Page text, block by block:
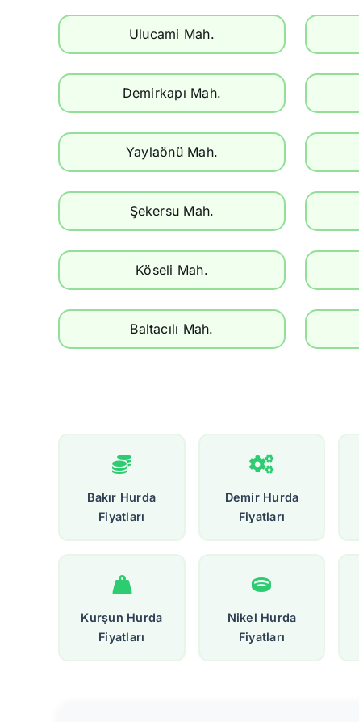
Ulucami Mah.
Demirkapı Mah.
Yaylaönü Mah.
Şekersu Mah.
Köseli Mah.
Baltacılı Mah.
Bakır Hurda
Fiyatları
Demir Hurda
Fiyatları
Kurşun Hurda
Fiyatları
Nikel Hurda
Fiyatları